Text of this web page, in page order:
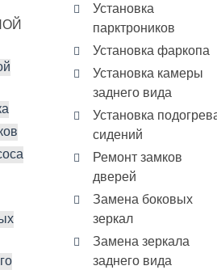
Установка
парктроников
Установка фаркопа
Установка камеры
заднего вида
Установка
сидений
Ремонт замков
дверей
Замена боковых
зеркал
Замена зеркала
заднего вида